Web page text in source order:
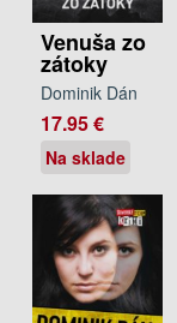
Venuša zo
zátoky
Dominik Dán
17.95 €
Na sklade